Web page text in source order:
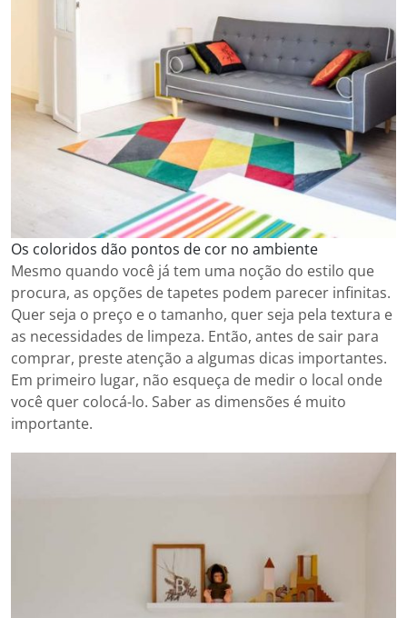
Os coloridos dão pontos de cor no ambiente
Mesmo quando você já tem uma noção do estilo que
procura, as opções de tapetes podem parecer infinitas.
Quer seja o preço e o tamanho, quer seja pela textura e
as necessidades de limpeza. Então, antes de sair para
comprar, preste atenção a algumas dicas importantes.
Em primeiro lugar, não esqueça de medir o local onde
você quer colocá-lo. Saber as dimensões é muito
importante.